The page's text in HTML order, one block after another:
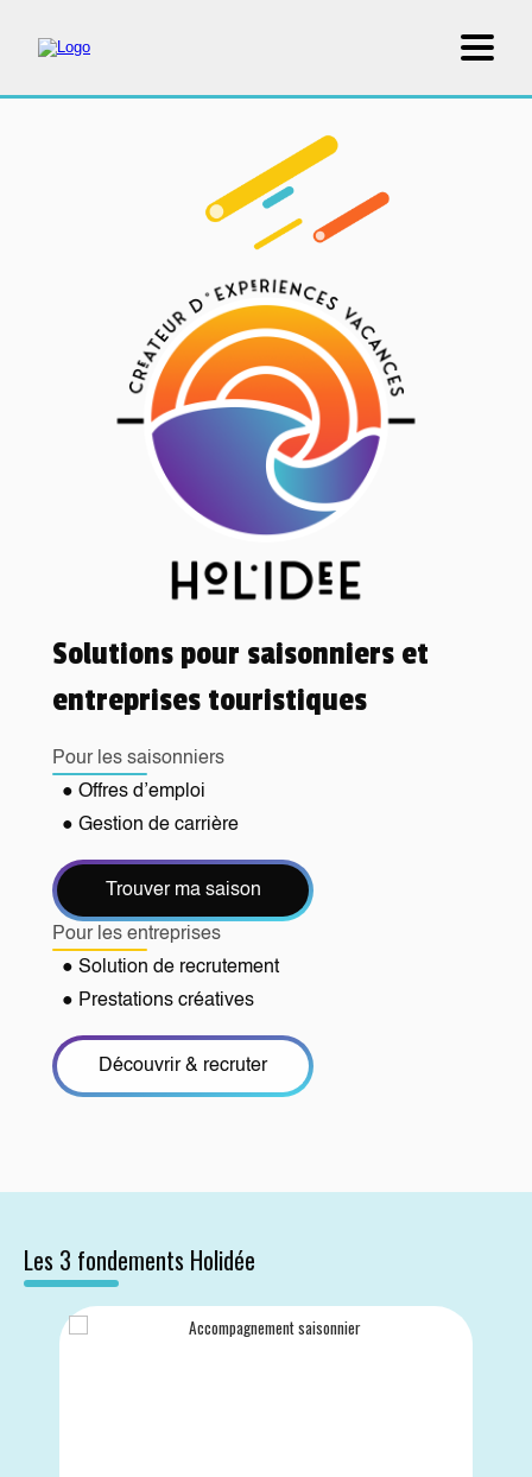
Solutions pour saisonniers et
entreprises touristiques
Pour les saisonniers
● Offres d’emploi
● Gestion de carrière
Trouver ma saison
Pour les entreprises
● Solution de recrutement
● Prestations créatives
Découvrir & recruter
Les 3 fondements Holidée